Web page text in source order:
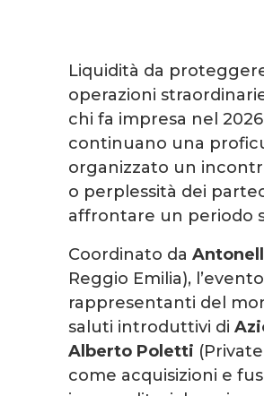
Liquidità da
operazioni
chi fa impresa nel
continuano una
organizzato un
o perplessità dei
affrontare un periodo
Coordinato da
Reggio Emilia),
rappresentanti del
saluti introduttivi di
Alberto Poletti
come acquisizioni e